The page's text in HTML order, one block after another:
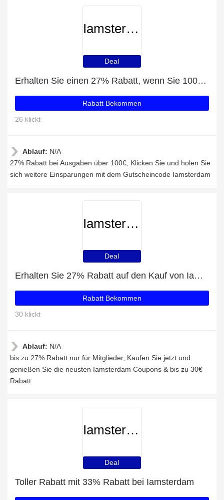
Iamsterdam
Deal
Erhalten Sie einen 27% Rabatt, wenn Sie 100€ bei Iamsterdam ausgeben
Rabatt Bekommen
26 klickt
Ablauf: N/A
27% Rabatt bei Ausgaben über 100€, Klicken Sie und holen Sie
sich weitere Einsparungen mit dem Gutscheincode Iamsterdam
Iamsterdam
Deal
Erhalten Sie 27% Rabatt auf den Kauf von Iamsterdam
Rabatt Bekommen
30 klickt
Ablauf: N/A
bis zu 27% Rabatt nur für Mitglieder, Kaufen Sie jetzt und
genießen Sie die neusten Iamsterdam Coupons & bis zu 30€
Rabatt
Iamsterdam
Deal
Toller Rabatt mit 33% Rabatt bei Iamsterdam